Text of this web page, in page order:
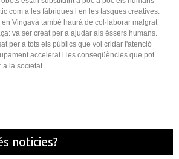
com a les fàbriques i en les tasques creatives.
Vingavà també haurà de col·laborar malgrat
va ser creat per a ajudar als éssers humans.
per a tots els públics que vol cridar l'atenció
accelerat i les conseqüències que pot
a la societat.
noticies?